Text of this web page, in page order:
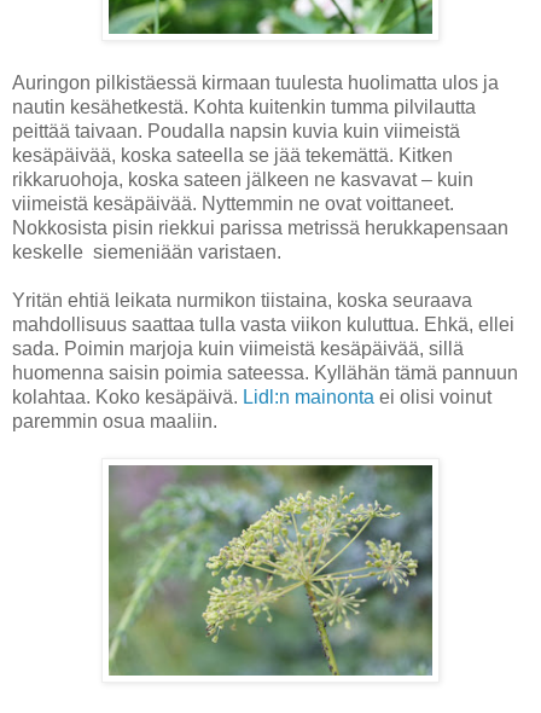
Auringon pilkistäessä kirmaan tuulesta huolimatta ulos ja
nautin kesähetkestä. Kohta kuitenkin tumma pilvilautta
peittää taivaan. Poudalla napsin kuvia kuin viimeistä
kesäpäivää, koska sateella se jää tekemättä. Kitken
rikkaruohoja, koska sateen jälkeen ne kasvavat ‒ kuin
viimeistä kesäpäivää. Nyttemmin ne ovat voittaneet.
Nokkosista pisin riekkui parissa metrissä herukkapensaan
keskelle siemeniään varistaen.
Yritän ehtiä leikata nurmikon tiistaina, koska seuraava
mahdollisuus saattaa tulla vasta viikon kuluttua. Ehkä, ellei
sada. Poimin marjoja kuin viimeistä kesäpäivää, sillä
huomenna saisin poimia sateessa. Kyllähän tämä pannuun
kolahtaa. Koko kesäpäivä. Lidl:n mainonta ei olisi voinut
paremmin osua maaliin.